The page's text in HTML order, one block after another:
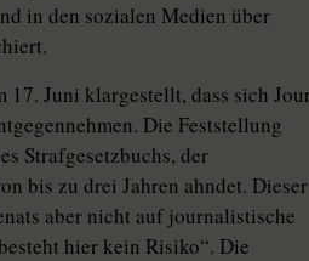
in den sozialen Medien über
17. Juni klargestellt, dass sich
Die Feststellung
Strafgesetzbuchs, der
bis zu drei Jahren ahndet. Dieser
aber nicht auf journalistische
hier kein Risiko“. Die